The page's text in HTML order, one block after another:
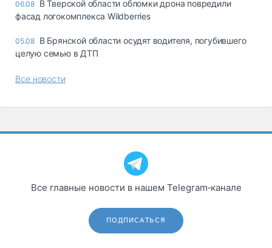
06.08 В Тверской области обломки дрона повредили
фасад логокомплекса Wildberries
05.08 В Брянской области осудят водителя, погубившего
целую семью в ДТП
Все новости
Все главные новости в нашем Telegram‑канале
ПОДПИСАТЬСЯ